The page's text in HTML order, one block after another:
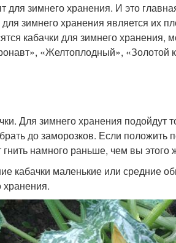
для зимнего хранения. И это
зимнего хранения является их
кабачки для зимнего
«Желтоплодный», «Золотой
Для зимнего хранения
до заморозков. Если
намного раньше, чем вы этого
кабачки маленькие или средние
хранения.